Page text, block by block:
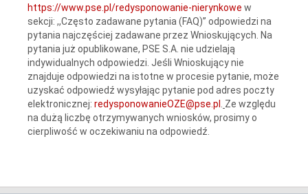
https://www.pse.pl/redysponowanie-nierynkowe w
sekcji: ,,Często zadawane pytania (FAQ)” odpowiedzi na
pytania najczęściej zadawane przez Wnioskujących. Na
pytania już opublikowane, PSE S.A. nie udzielają
indywidualnych odpowiedzi. Jeśli Wnioskujący nie
znajduje odpowiedzi na istotne w procesie pytanie, może
uzyskać odpowiedź wysyłając pytanie pod adres poczty
elektronicznej: redysponowanieOZE@pse.pl
Ze względu
na dużą liczbę otrzymywanych wniosków, prosimy o
cierpliwość w oczekiwaniu na odpowiedź.